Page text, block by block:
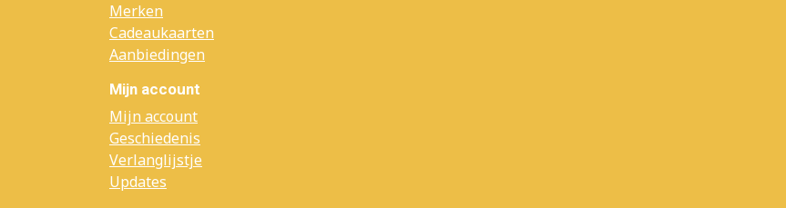
Merken
Cadeaukaarten
Aanbiedingen
Mijn account
Mijn account
Geschiedenis
Verlanglijstje
Updates